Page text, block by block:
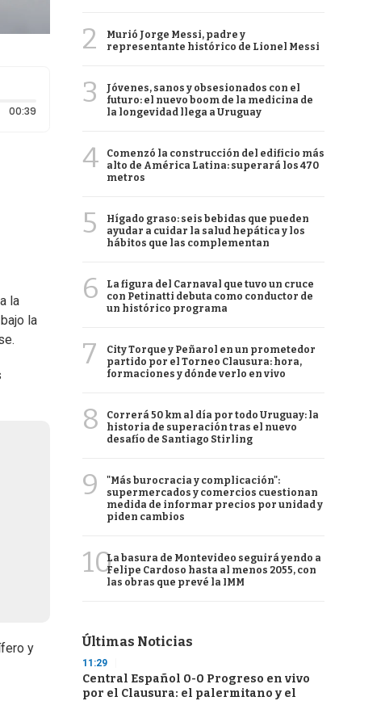
00:39Duración: 39 segundos
la
la
y
2
Murió Jorge Messi, padre y
representante histórico de Lionel Messi
3
Jóvenes, sanos y obsesionados con el
futuro: el nuevo boom de la medicina de
la longevidad llega a Uruguay
4
Comenzó la construcción del edificio más
alto de América Latina: superará los 470
metros
5
Hígado graso: seis bebidas que pueden
ayudar a cuidar la salud hepática y los
hábitos que las complementan
6
La figura del Carnaval que tuvo un cruce
con Petinatti debuta como conductor de
un histórico programa
7
City Torque y Peñarol en un prometedor
partido por el Torneo Clausura: hora,
formaciones y dónde verlo en vivo
8
Correrá 50 km al día por todo Uruguay: la
historia de superación tras el nuevo
desafío de Santiago Stirling
9
"Más burocracia y complicación":
supermercados y comercios cuestionan
medida de informar precios por unidad y
piden cambios
10La basura de Montevideo seguirá yendo a
Felipe Cardoso hasta al menos 2055, con
las obras que prevé la IMM
Últimas Noticias
11:29
Central Español 0-0 Progreso en vivo
por el Clausura: el palermitano y el